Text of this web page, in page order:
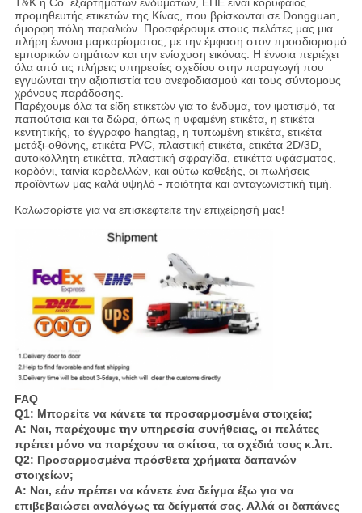
προμηθευτής ετικετών της Κίνας, που βρίσκονται σε Dongguan,
όμορφη πόλη παραλιών. Προσφέρουμε στους πελάτες μας μια
πλήρη έννοια μαρκαρίσματος, με την έμφαση στον προσδιορισμό
εμπορικών σημάτων και την ενίσχυση εικόνας. Η έννοια περιέχει
όλα από τις πλήρεις υπηρεσίες σχεδίου στην παραγωγή που
εγγυώνται την αξιοπιστία του ανεφοδιασμού και τους σύντομους
χρόνους παράδοσης.
Παρέχουμε όλα τα είδη ετικετών για το ένδυμα, τον ιματισμό, τα
παπούτσια και τα δώρα, όπως η υφαμένη ετικέτα, η ετικέτα
κεντητικής, το έγγραφο hangtag, η τυπωμένη ετικέτα, ετικέτα
μετάξι-οθόνης, ετικέτα PVC, πλαστική ετικέτα, ετικέτα 2D/3D,
αυτοκόλλητη ετικέττα, πλαστική σφραγίδα, ετικέττα υφάσματος,
κορδόνι, ταινία κορδελλών, και ούτω καθεξής, οι πωλήσεις
προϊόντων μας καλά υψηλό - ποιότητα και ανταγωνιστική τιμή.
Καλωσορίστε για να επισκεφτείτε την επιχείρησή μας!
FAQ
Q1: Μπορείτε να κάνετε τα προσαρμοσμένα στοιχεία;
Α: Ναι, παρέχουμε την υπηρεσία συνήθειας, οι πελάτες
πρέπει μόνο να παρέχουν τα σκίτσα, τα σχέδιά τους κ.λπ.
Q2: Προσαρμοσμένα πρόσθετα χρήματα δαπανών
στοιχείων;
Α: Ναι, εάν πρέπει να κάνετε ένα δείγμα έξω για να
επιβεβαιώσει αναλόγως τα δείγματά σας. Αλλά οι δαπάνες